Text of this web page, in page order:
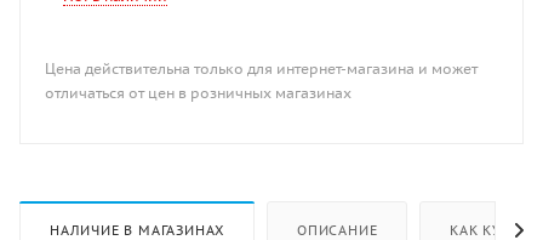
Цена действительна только для интернет-магазина и может
отличаться от цен в розничных магазинах
НАЛИЧИЕ В МАГАЗИНАХ ОПИСАНИЕ КАК КУПИТЬ